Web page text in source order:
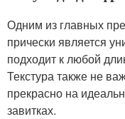
Одним из главных
прически является
подходит к любой
Текстура также не
прекрасно на
завитках.